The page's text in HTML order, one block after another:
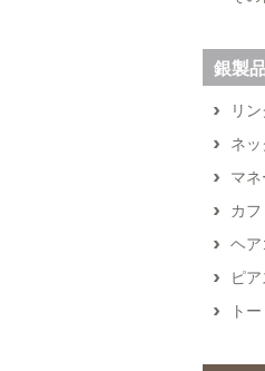
銀製
リ
ネッ
マ
カフ
ヘア
ピア
ト